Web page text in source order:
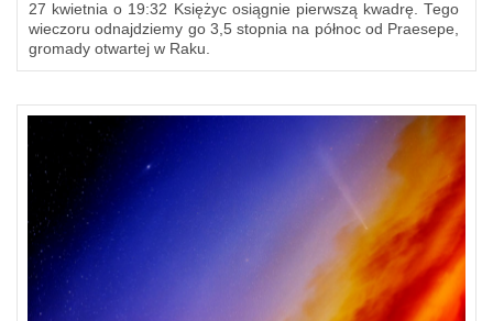
27 kwietnia o 19:32 Księżyc osiągnie pierwszą kwadrę. Tego
wieczoru odnajdziemy go 3,5 stopnia na północ od Praesepe,
gromady otwartej w Raku.